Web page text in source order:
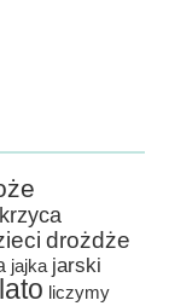
drożdże
jajka jarski
lato liczymy